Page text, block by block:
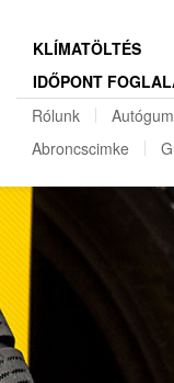
REGISZTRÁCIÓ
KLÍMATÖLTÉS
IDŐPONT
Rólunk
Abroncscimke